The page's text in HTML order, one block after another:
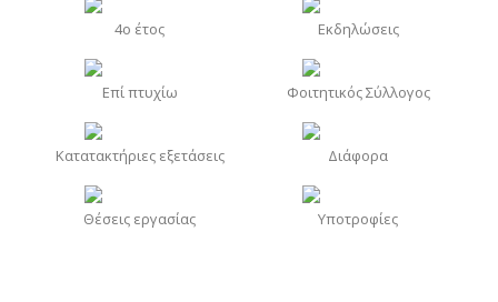
4o έτος Εκδηλώσεις
Επί πτυχίω Φοιτητικός Σύλλογος
Κατατακτήριες εξετάσεις Διάφορα
Θέσεις εργασίας Υποτροφίες